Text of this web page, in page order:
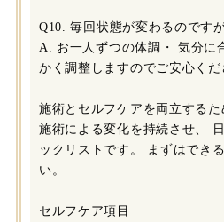
Q10. 毎回状態が変わるのです
A. お一人ずつの体調・ 気分に
かく調整しますのでご安心くだ
施術とセルフケアを両立するた
施術による変化を持続させ、
ックリストです。 まずはでき
い。
セルフケア項目